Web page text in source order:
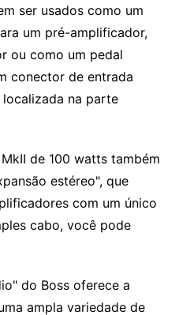
ser usados como um
um pré-amplificador,
ou como um pedal
conector de entrada
na parte
de 100 watts também
estéreo", que
com um único
cabo, você pode
do Boss oferece a
ampla variedade de